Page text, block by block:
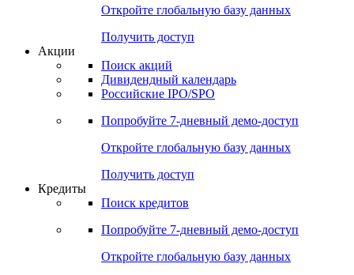
Откройте глобальную базу данных
Получить доступ
Акции
Поиск акций
Дивидендный календарь
Российские IPO/SPO
Попробуйте 7-дневный демо-доступ
Откройте глобальную базу данных
Получить доступ
Кредиты
Поиск кредитов
Попробуйте 7-дневный демо-доступ
Откройте глобальную базу данных